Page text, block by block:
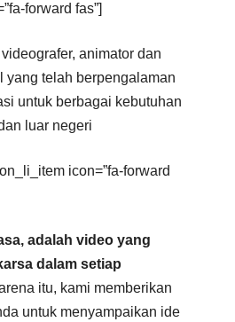
forward fas”]
animator dan
yang telah berpengalaman
untuk berbagai kebutuhan
luar negeri
icon=”fa-forward
adalah video yang
dalam setiap
itu, kami memberikan
untuk menyampaikan ide